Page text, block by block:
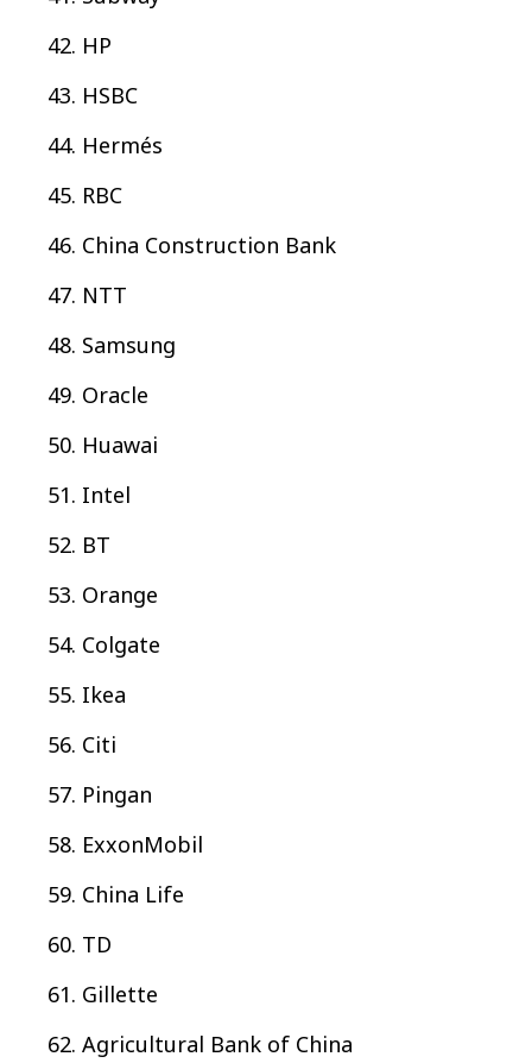
HP
HSBC
Hermés
RBC
China Construction Bank
NTT
Samsung
Oracle
Huawai
Intel
BT
Orange
Colgate
Ikea
Citi
Pingan
ExxonMobil
China Life
TD
Gillette
Agricultural Bank of China